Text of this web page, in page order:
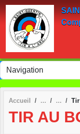
Accueil
TIR AU
Panneau de gestion